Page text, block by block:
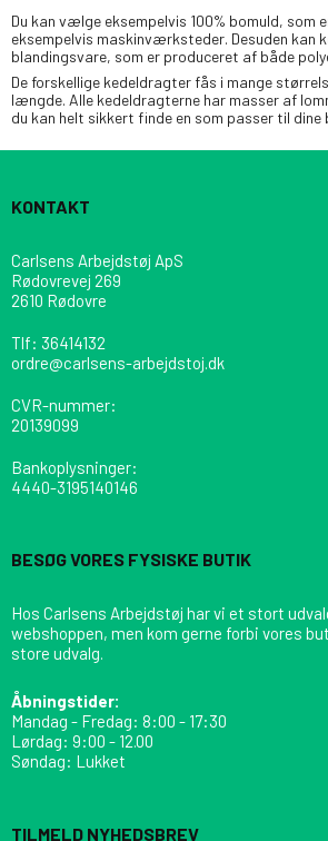
Du kan vælge eksempelvis 100% bomuld,
eksempelvis maskinværksteder. Desuden kan
blandingsvare, som er produceret af både
De forskellige kedeldragter fås i mange
længde. Alle kedeldragterne har masser af
du kan helt sikkert finde en som passer til dine
KONTAKT
Carlsens Arbejdstøj ApS
Rødovrevej 269
2610 Rødovre
Tlf: 36414132
ordre@carlsens-arbejdstoj.dk
CVR-nummer:
20139099
Bankoplysninger:
4440-3195140146
BESØG VORES FYSISKE BUTIK
Hos Carlsens Arbejdstøj har vi et stort
webshoppen, men kom gerne forbi vores
store udvalg.
Åbningstider:
Mandag - Fredag: 8:00 - 17:30
Lørdag: 9:00 - 12.00
Søndag: Lukket
TILMELD NYHEDSBREV